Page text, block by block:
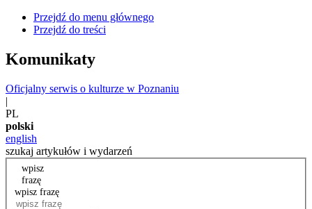
Przejdź do menu głównego
Przejdź do treści
Komunikaty
Oficjalny serwis o kulturze w Poznaniu
|
PL
polski
english
szukaj artykułów i wydarzeń
wpisz
frazę
wpisz frazę